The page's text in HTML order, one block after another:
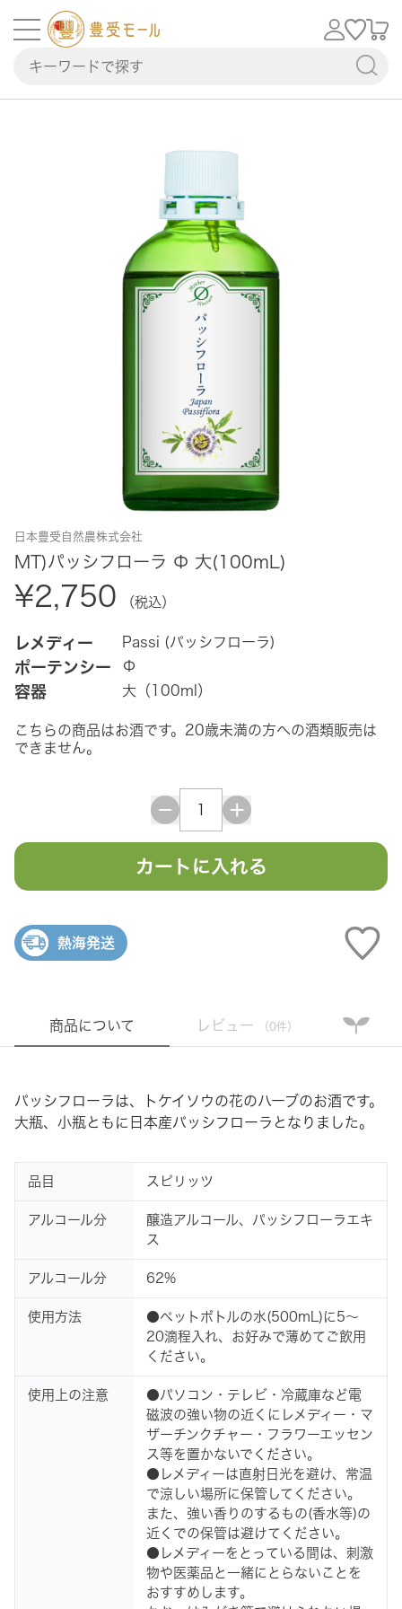
日本豊受自然農株式会社
MT)パッシフローラ Φ 大(100mL)
¥2,750 （税込）
レメディー Passi (パッシフローラ)
ポーテンシー Φ
容器 大（100ml）
こちらの商品はお酒です。20歳未満の方への酒類販売は
できません。
カートに入れる
熱海発送
商品について レビュー （0件）
パッシフローラは、トケイソウの花のハーブのお酒です。
大瓶、小瓶ともに日本産パッシフローラとなりました。
品目 スピリッツ
アルコール分
醸造アルコール、パッシフローラエキ
ス
アルコール分 62%
使用方法
●ペットボトルの水(500mL)に5～
20滴程入れ、お好みで薄めてご飲用
ください。
使用上の注意
●パソコン・テレビ・冷蔵庫など電
磁波の強い物の近くにレメディー・マ
ザーチンクチャー・フラワーエッセン
ス等を置かないでください。
●レメディーは直射日光を避け、常温
で涼しい場所に保管してください。
また、強い香りのするもの(香水等)の
近くでの保管は避けてください。
●レメディーをとっている間は、刺激
物や医薬品と一緒にとらないことを
おすすめします。